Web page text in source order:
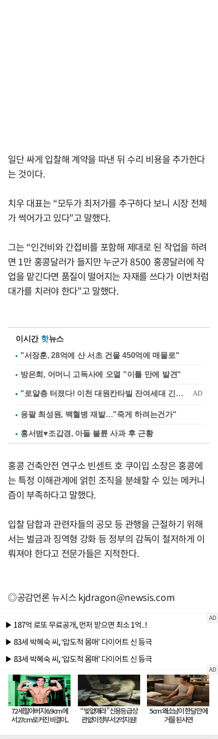
일단 싸게 입찰해 계약을 따낸 뒤 수리 비용을 추가한다
는 것이다.
치우 대표는 “모두가 최저가를 추구하다 보니 시장 전체
가 썩어가고 있다”고 말했다.
그는 “인건비와 간접비를 포함해 제대로 된 작업을 하려
면 1만 홍콩달러가 들지만 누군가 8500 홍콩달러에 작
업을 맡긴다면 품질이 떨어지는 자재를 쓰다가 이번처럼
대가를 치러야 한다”고 말했다.
이시간 핫뉴스
"서장훈, 28억에 산 서초 건물 450억에 매물로"
방은희, 어머니 고독사에 오열 "이틀 만에 발견"
응팔 최성원, 백혈병 재발…"죽게 하려는건가"
홍서범♥조갑경, 아들 불륜 사과 후 근황
홍콩 건축안전 연구소 빈센트 호 쿠이입 소장은 홍콩에
는 특정 이해관계에 얽힌 조직을 분쇄할 수 있는 메커니
즘이 부족하다고 말했다.
입찰 담합과 관련자들의 공모 등 관행을 근절하기 위해
서는 벌금과 징역형 강화 등 정부의 감독이 철저하게 이
뤄져야 한다고 전문가들은 지적한다.
◎공감언론 뉴시스kjdragon@newsis.com